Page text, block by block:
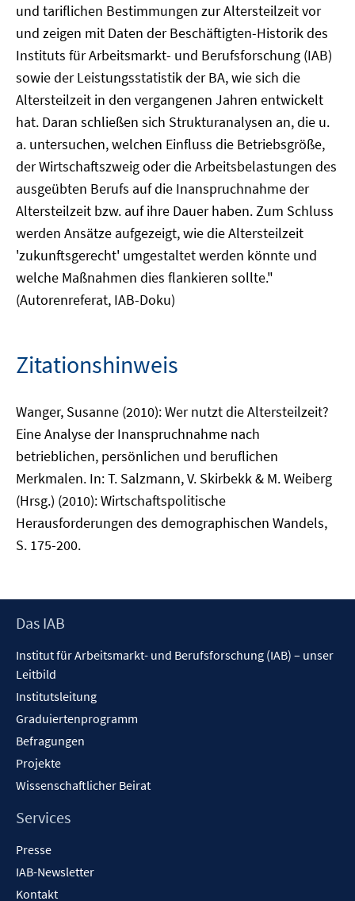
und tariflichen Bestimmungen zur Altersteilzeit vor
und zeigen mit Daten der Beschäftigten-Historik des
Instituts für Arbeitsmarkt- und Berufsforschung (IAB)
sowie der Leistungsstatistik der BA, wie sich die
Altersteilzeit in den vergangenen Jahren entwickelt
hat. Daran schließen sich Strukturanalysen an, die u.
a. untersuchen, welchen Einfluss die Betriebsgröße,
der Wirtschaftszweig oder die Arbeitsbelastungen des
ausgeübten Berufs auf die Inanspruchnahme der
Altersteilzeit bzw. auf ihre Dauer haben. Zum Schluss
werden Ansätze aufgezeigt, wie die Altersteilzeit
'zukunftsgerecht' umgestaltet werden könnte und
welche Maßnahmen dies flankieren sollte."
(Autorenreferat, IAB-Doku)
Zitationshinweis
Wanger, Susanne (2010): Wer nutzt die Altersteilzeit?
Eine Analyse der Inanspruchnahme nach
betrieblichen, persönlichen und beruflichen
Merkmalen. In: T. Salzmann, V. Skirbekk & M. Weiberg
(Hrsg.) (2010): Wirtschaftspolitische
Herausforderungen des demographischen Wandels,
S. 175-200.
Footer
Das IAB
Institut für Arbeitsmarkt- und Berufsforschung (IAB) – unser
Leitbild
Institutsleitung
Graduiertenprogramm
Befragungen
Projekte
Wissenschaftlicher Beirat
Services
Presse
IAB-Newsletter
Kontakt